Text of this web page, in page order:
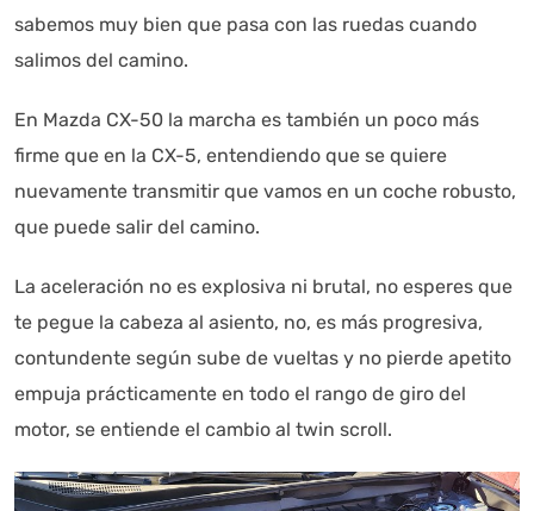
sabemos muy bien que pasa con las ruedas cuando
salimos del camino.
En Mazda CX-50 la marcha es también un poco más
firme que en la CX-5, entendiendo que se quiere
nuevamente transmitir que vamos en un coche robusto,
que puede salir del camino.
La aceleración no es explosiva ni brutal, no esperes que
te pegue la cabeza al asiento, no, es más progresiva,
contundente según sube de vueltas y no pierde apetito
empuja prácticamente en todo el rango de giro del
motor, se entiende el cambio al twin scroll.